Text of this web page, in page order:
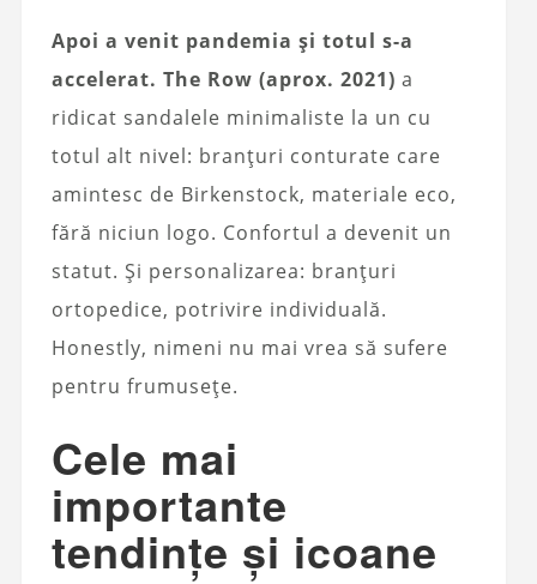
Apoi a venit pandemia și totul s-a
accelerat. The Row (aprox. 2021) a
ridicat sandalele minimaliste la un cu
totul alt nivel: branțuri conturate care
amintesc de Birkenstock, materiale eco,
fără niciun logo. Confortul a devenit un
statut. Și personalizarea: branțuri
ortopedice, potrivire individuală.
Honestly, nimeni nu mai vrea să sufere
pentru frumusețe.
Cele mai
importante
tendințe și icoane